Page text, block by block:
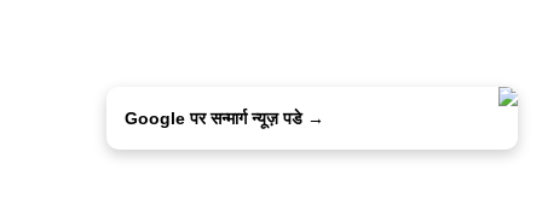
Google पर सन्मार्ग न्यूज़ पडे →